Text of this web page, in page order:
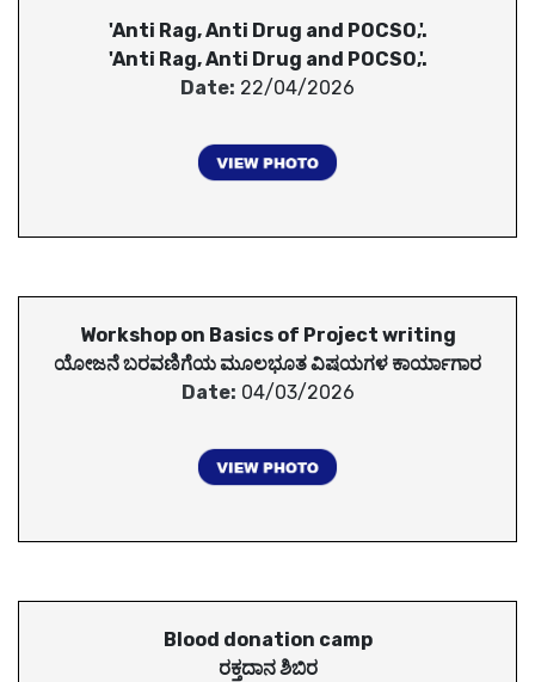
'Anti Rag, Anti Drug and POCSO,'.
'Anti Rag, Anti Drug and POCSO,'.
Date: 22/04/2026
Workshop on Basics of Project writing
ಯೋಜನೆ ಬರವಣಿಗೆಯ ಮೂಲಭೂತ ವಿಷಯಗಳ ಕಾರ್ಯಾಗಾರ
Date: 04/03/2026
Blood donation camp
ರಕ್ತದಾನ ಶಿಬಿರ